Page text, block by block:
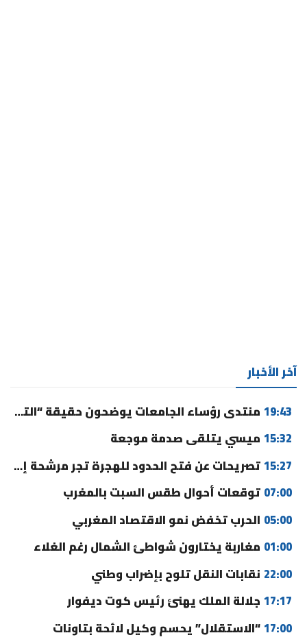
آخر الأخبار
19:43 منتدى رؤساء الجامعات يوضحون حقيقة “التوقيت الميسر” ورسوم التسجيل
15:32 ميسي يتلقى صدمة موجعة
15:27تصريحات عن فتح الحدود للهجرة تجر مرشحة إلى القضاء
07:00 توقعات أحوال طقس السبت بالمغرب
05:00 الحرب تخفض نمو الاقتصاد المغربي
01:00 مغاربة يختارون شواطئ الشمال رغم الغلاء
22:00 نقابات النقل تلوح بإضراب وطني
17:17 جلالة الملك يهنئ رئيس كوت ديفوار
17:00“الاستقلال” يحسم وكيل لائحة بتاونات